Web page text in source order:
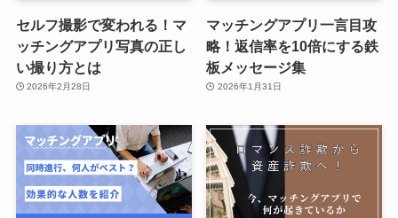
セルフ撮影で変われる！マ
ッチングアプリ写真の正し
い撮り方とは
2026年2月28日
マッチングアプリ一言目攻
略！返信率を10倍にする鉄
板メッセージ集
2026年1月31日